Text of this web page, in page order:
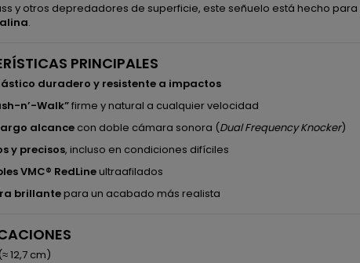
y otros depredadores de superficie, este señuelo está hecho para
.
PRINCIPALES
duradero y resistente a impactos
n’-Walk”firme y natural a cualquier velocidad
alcance con doble cámara sonora (Dual Frequency Knocker)
y precisos, incluso en condiciones difíciles
VMC® RedLineultraafilados
brillantepara un acabado más realista
12,7 cm)